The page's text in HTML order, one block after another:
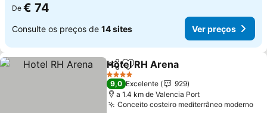
De € 74
Consulte os preços de 14 sites Ver preços
PartilharAdicionar aos favoritos
Hotel RH Arena
4 Estrelas
9,0 Excelente
929
a 1.4 km de Valencia Port
Conceito costeiro mediterrâneo moderno